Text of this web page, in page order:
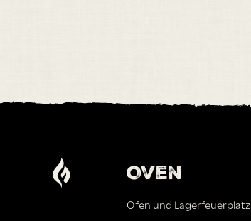
Oven
Ofen und Lagerfeuerplatz